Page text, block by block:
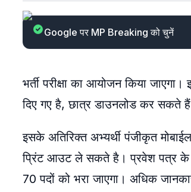
Google पर MP Breaking को चुनें
भर्ती परीक्षा का आयोजन किया
दिए गए है, छात्र डाउनलोड कर सकते
इसके अतिरिक्त अभ्यर्थी पंजीकृत
प्रिंट आउट ले सकते है। प्रवेश पत्र के
70 पदों को भरा जाएगा। अधिक